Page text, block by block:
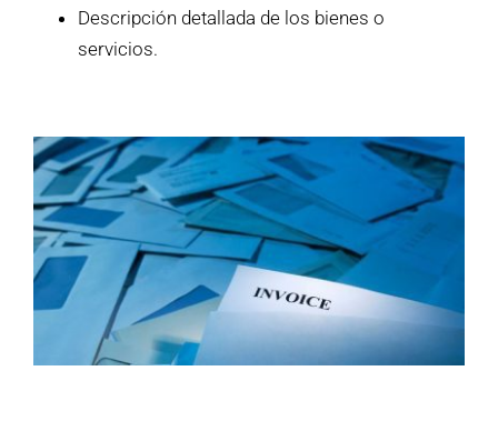
Descripción detallada de los bienes o
servicios.